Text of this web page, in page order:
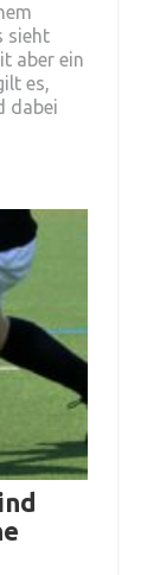
sieht
aber ein
es,
dabei